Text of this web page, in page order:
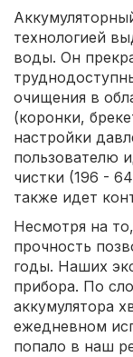
технологией
воды. Он
очищения в
(коронки,
настройки
пользователю
чистки (196 -
также идет
Несмотря на
прочность
годы. Наших
прибора. По
аккумулятора
ежедневном
попало в наш